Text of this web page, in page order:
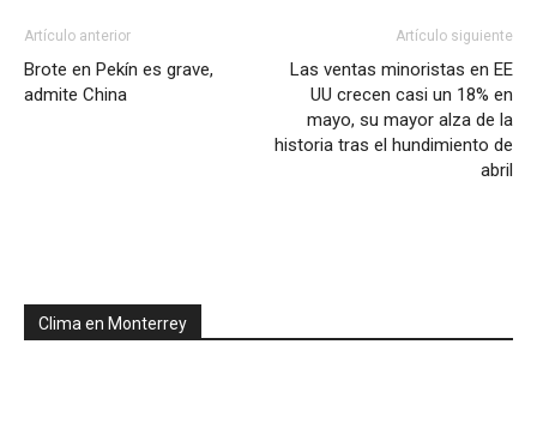
Artículo anterior
Brote en Pekín es grave,
admite China
Artículo siguiente
Las ventas minoristas en EE
UU crecen casi un 18% en
mayo, su mayor alza de la
historia tras el hundimiento de
abril
Clima en Monterrey